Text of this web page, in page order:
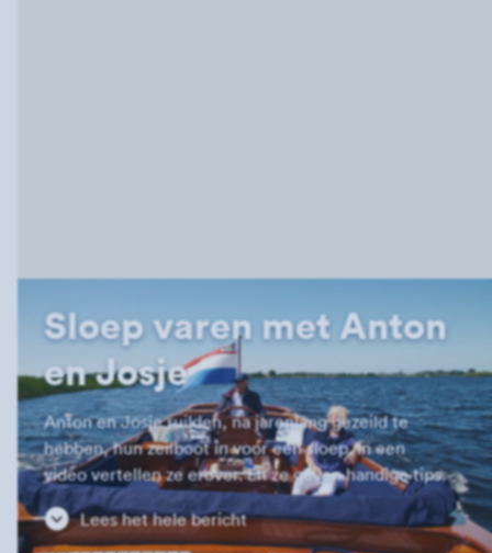
Sloep varen met Anton
en Josje
Anton en Josje ruilden, na jarenlang gezeild te
hebben, hun zeilboot in voor een sloep. In een
video vertellen ze erover. En ze geven handige tips.
Lees het hele bericht